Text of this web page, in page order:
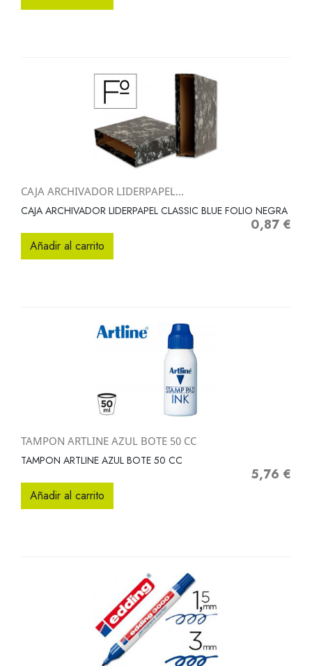
CAJA ARCHIVADOR LIDERPAPEL...
CAJA ARCHIVADOR LIDERPAPEL CLASSIC BLUE FOLIO NEGRA
Precio
0,87 €
Añadir al carrito
TAMPON ARTLINE AZUL BOTE 50 CC
TAMPON ARTLINE AZUL BOTE 50 CC
Precio
5,76 €
Añadir al carrito